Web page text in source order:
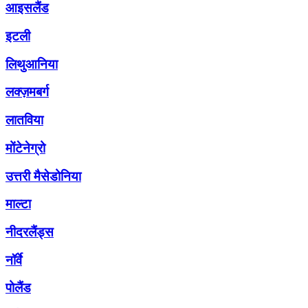
आइसलैंड
इटली
लिथुआनिया
लक्ज़मबर्ग
लातविया
मोंटेनेग्रो
उत्तरी मैसेडोनिया
माल्टा
नीदरलैंड्स
नॉर्वे
पोलैंड